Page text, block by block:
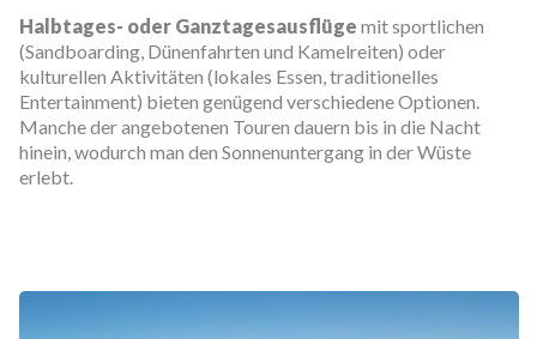
Halbtages- oder Ganztagesausflüge mit sportlichen
(Sandboarding, Dünenfahrten und Kamelreiten) oder
kulturellen Aktivitäten (lokales Essen, traditionelles
Entertainment) bieten genügend verschiedene Optionen.
Manche der angebotenen Touren dauern bis in die Nacht
hinein, wodurch man den Sonnenuntergang in der Wüste
erlebt.